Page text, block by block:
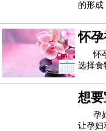
的形成
为交通
过了30
柔软
怀孕
怀
选择食
汤材料
(去核
茯苓
想
些！
孕
让孕妇